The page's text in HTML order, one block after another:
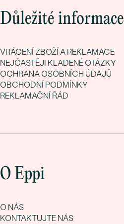
Důležité informace
VRÁCENÍ ZBOŽÍ A REKLAMACE
NEJČASTĚJI KLADENÉ OTÁZKY
OCHRANA OSOBNÍCH ÚDAJŮ
OBCHODNÍ PODMÍNKY
REKLAMAČNÍ ŘÁD
O Eppi
O NÁS
KONTAKTUJTE NÁS